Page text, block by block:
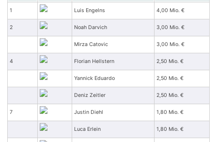
1 Luis Engelns 4,00 Mio. €
2 Noah Darvich 3,00 Mio. €
Mirza Catovic 3,00 Mio. €
4 Florian Hellstern 2,50 Mio. €
Yannick Eduardo 2,50 Mio. €
Deniz Zeitler 2,50 Mio. €
7 Justin Diehl 1,80 Mio. €
Luca Erlein 1,80 Mio. €